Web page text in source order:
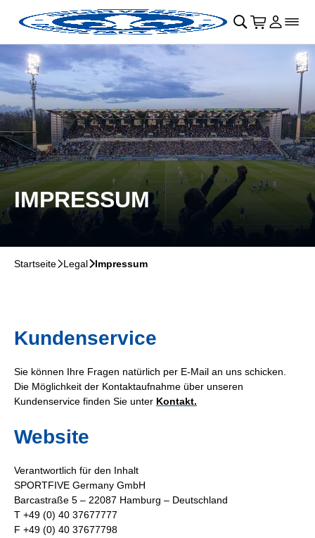
Navigation überspringen􀄫
􀊫 􀍩 Login
􀉩􀌇
IMPRESSUM
Startseite􀆊Legal􀆊Impressum
Kundenservice
Sie können Ihre Fragen natürlich per E-Mail an uns schicken.
Die Möglichkeit der Kontaktaufnahme über unseren
Kundenservice finden Sie unter Kontakt.
Website
Verantwortlich für den Inhalt
SPORTFIVE Germany GmbH
Barcastraße 5 – 22087 Hamburg – Deutschland
T +49 (0) 40 37677777
F +49 (0) 40 37677798